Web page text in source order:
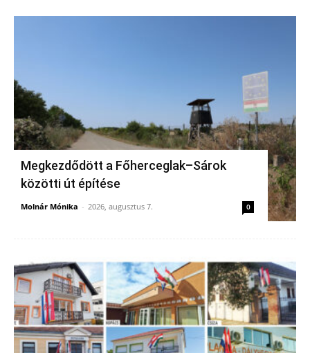
Megkezdődött a Főherceglak–Sárok
közötti út építése
Molnár Mónika - 2026, augusztus 7. 0